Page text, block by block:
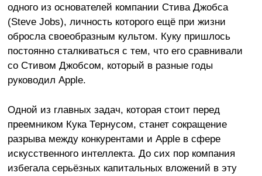
одного из основателей компании Стива Джобса
(Steve Jobs), личность которого ещё при жизни
обросла своеобразным культом. Куку пришлось
постоянно сталкиваться с тем, что его сравнивали
со Стивом Джобсом, который в разные годы
руководил Apple.
Одной из главных задач, которая стоит перед
преемником Кука Тернусом, станет сокращение
разрыва между конкурентами и Apple в сфере
искусственного интеллекта. До сих пор компания
избегала серьёзных капитальных вложений в эту